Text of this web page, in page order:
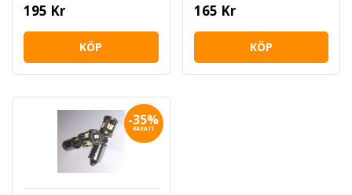
195 Kr
KÖP
165 Kr
KÖP
-35%
RABATT